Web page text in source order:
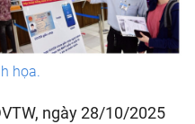
họa.
ngày 28/10/2025